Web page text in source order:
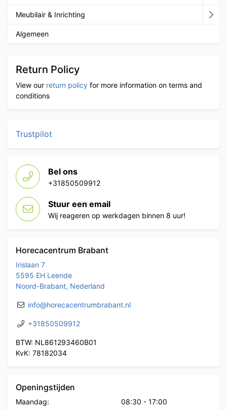
Meubilair & Inrichting
Algemeen
Return Policy
View our return policy for more information on terms and
conditions
Trustpilot
Bel ons
+31850509912
Stuur een email
Wij reageren op werkdagen binnen 8 uur!
Horecacentrum Brabant
Irislaan 7
5595 EH Leende
Noord-Brabant, Nederland
info@horecacentrumbrabant.nl
+31850509912
BTW: NL861293460B01
KvK: 78182034
Openingstijden
Maandag: 08:30 - 17:00